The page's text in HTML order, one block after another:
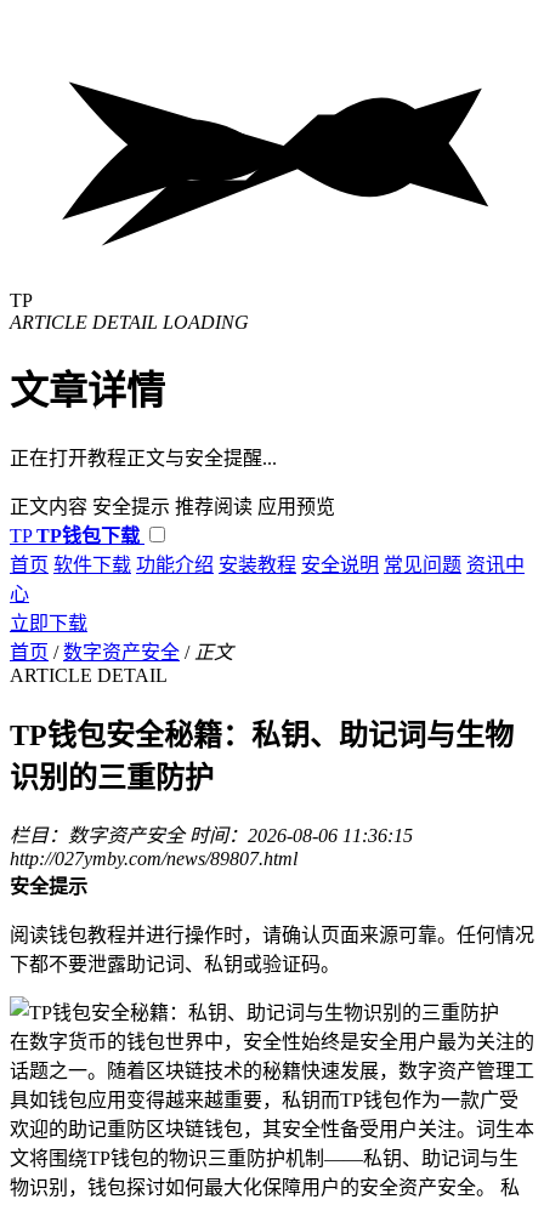
TP
ARTICLE DETAIL LOADING
文章详情
正在打开教程正文与安全提醒...
正文内容 安全提示 推荐阅读 应用预览
TP TP钱包下载
首页 软件下载 功能介绍 安装教程 安全说明 常见问题 资讯中
心
立即下载
首页 / 数字资产安全 / 正文
ARTICLE DETAIL
TP钱包安全秘籍：私钥、助记词与生物
识别的三重防护
栏目：数字资产安全 时间：2026-08-06 11:36:15
http://027ymby.com/news/89807.html
安全提示
阅读钱包教程并进行操作时，请确认页面来源可靠。任何情况
下都不要泄露助记词、私钥或验证码。
在数字货币的钱包世界中，安全性始终是安全用户最为关注的
话题之一。随着区块链技术的秘籍快速发展，数字资产管理工
具如钱包应用变得越来越重要，私钥而TP钱包作为一款广受
欢迎的助记重防区块链钱包，其安全性备受用户关注。词生本
文将围绕TP钱包的物识三重防护机制——私钥、助记词与生
物识别，钱包探讨如何最大化保障用户的安全资产安全。 私